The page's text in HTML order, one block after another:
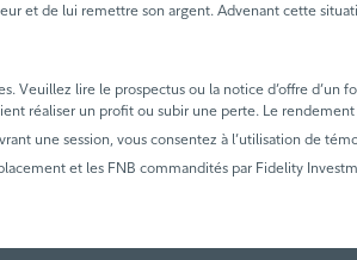
et de lui remettre son argent. Advenant cette
Veuillez lire le prospectus ou la notice d’offre d’un
réaliser un profit ou subir une perte. Le
une session, vous consentez à l’utilisation de
et les FNB commandités par Fidelity